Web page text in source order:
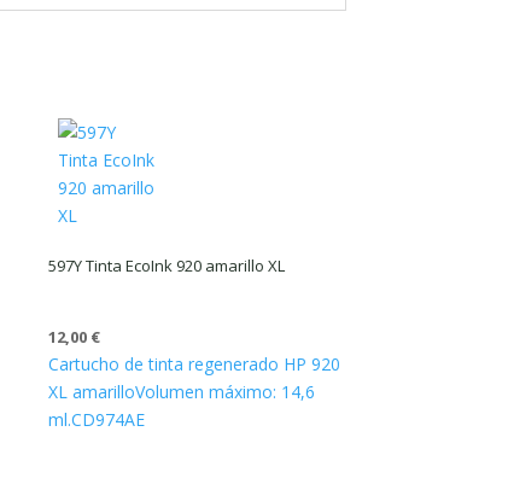
597Y Tinta EcoInk 920 amarillo XL
12,00 €
Cartucho de tinta regenerado HP 920
XL amarilloVolumen máximo: 14,6
ml.CD974AE